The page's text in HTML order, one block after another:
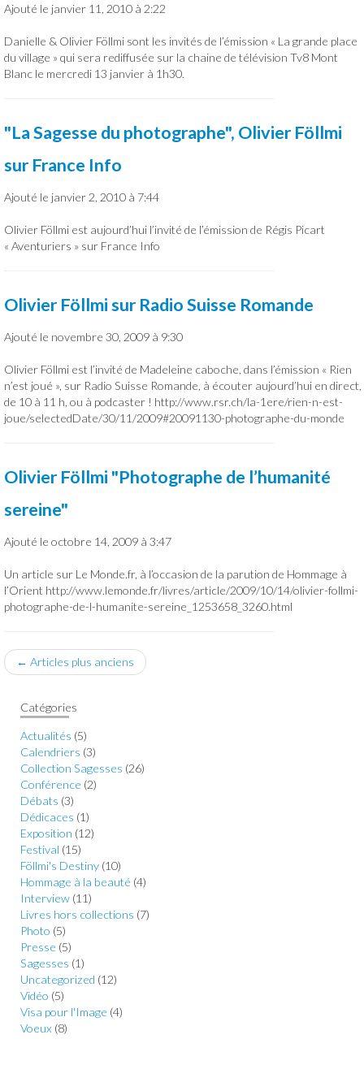
Ajouté le janvier 11, 2010 à 2:22
Danielle & Olivier Föllmi sont les invités de l’émission « La grande place
du village » qui sera rediffusée sur la chaine de télévision Tv8 Mont
Blanc le mercredi 13 janvier à 1h30.
"La Sagesse du photographe", Olivier Föllmi
sur France Info
Ajouté le janvier 2, 2010 à 7:44
Olivier Föllmi est aujourd’hui l’invité de l’émission de Régis Picart
« Aventuriers » sur France Info
Olivier Föllmi sur Radio Suisse Romande
Ajouté le novembre 30, 2009 à 9:30
Olivier Föllmi est l’invité de Madeleine caboche, dans l’émission « Rien
n’est joué », sur Radio Suisse Romande, à écouter aujourd’hui en direct,
de 10 à 11 h, ou à podcaster ! http://www.rsr.ch/la-1ere/rien-n-est-
joue/selectedDate/30/11/2009#20091130-photographe-du-monde
Olivier Föllmi "Photographe de l’humanité
sereine"
Ajouté le octobre 14, 2009 à 3:47
Un article sur Le Monde.fr, à l’occasion de la parution de Hommage à
l’Orient http://www.lemonde.fr/livres/article/2009/10/14/olivier-follmi-
photographe-de-l-humanite-sereine_1253658_3260.html
← Articles plus anciens
Catégories
Actualités (5)
Calendriers (3)
Collection Sagesses (26)
Conférence (2)
Débats (3)
Dédicaces (1)
Exposition (12)
Festival (15)
Föllmi's Destiny (10)
Hommage à la beauté (4)
Interview (11)
Livres hors collections (7)
Photo (5)
Presse (5)
Sagesses (1)
Uncategorized (12)
Vidéo (5)
Visa pour l'Image (4)
Voeux (8)